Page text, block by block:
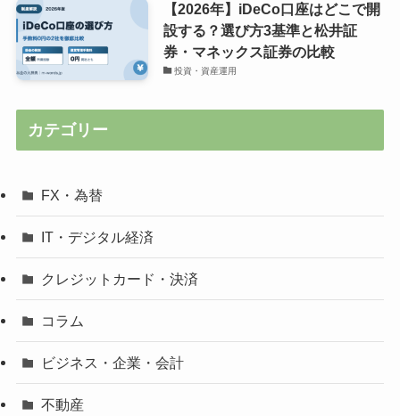
【2026年】iDeCo口座はどこで開
設する？選び方3基準と松井証
券・マネックス証券の比較
投資・資産運用
カテゴリー
FX・為替
IT・デジタル経済
クレジットカード・決済
コラム
ビジネス・企業・会計
不動産